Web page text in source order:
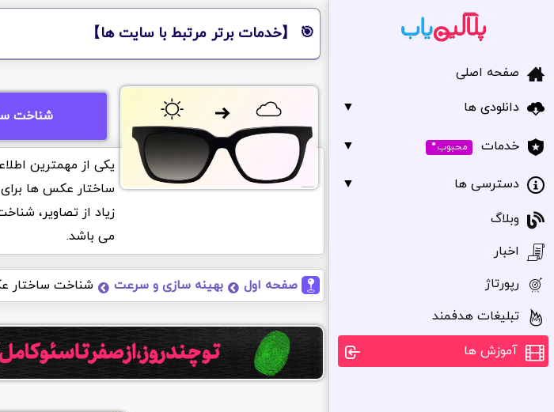
صفحه اصلی
دانلودی ها
▼
خدمات محبوب•
▼
دسترسی ها
▼
وبلاگ
اخبار
رپورتاژ
تبلیغات هدفمند
آموزش ها
🎯 【خدمات برتر مرتبط با سایت ها】
شناخت
یکی از مهمترین
ساختار عکس ها
زیاد از تصاویر،
می باشد.
صفحه اول بهینه سازی و سرعت شناخت ساختار